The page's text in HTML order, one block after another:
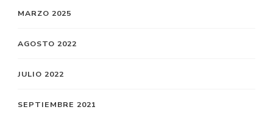
MARZO 2025
AGOSTO 2022
JULIO 2022
SEPTIEMBRE 2021